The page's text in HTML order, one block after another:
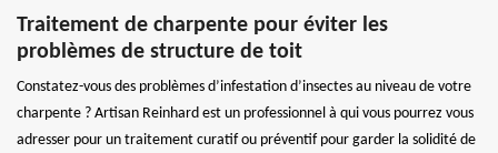
Traitement de charpente pour éviter les
problèmes de structure de toit
Constatez-vous des problèmes d’infestation d’insectes au niveau de votre
charpente ? Artisan Reinhard est un professionnel à qui vous pourrez vous
adresser pour un traitement curatif ou préventif pour garder la solidité de